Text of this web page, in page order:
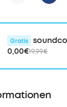
einem Handy
Gratis
0,00€19,99€